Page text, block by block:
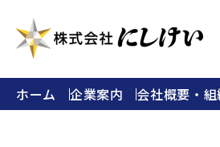
ホーム 企業案内 会社概要・組